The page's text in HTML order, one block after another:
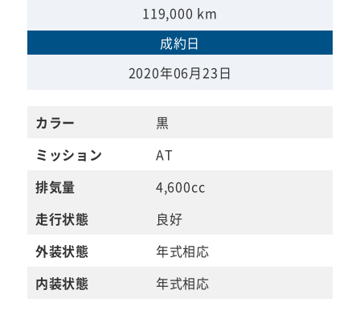
119,000 km
成約日
2020年06月23日
カラー
黒
ミッション
AT
排気量
4,600cc
走行状態
良好
外装状態
年式相応
内装状態
年式相応